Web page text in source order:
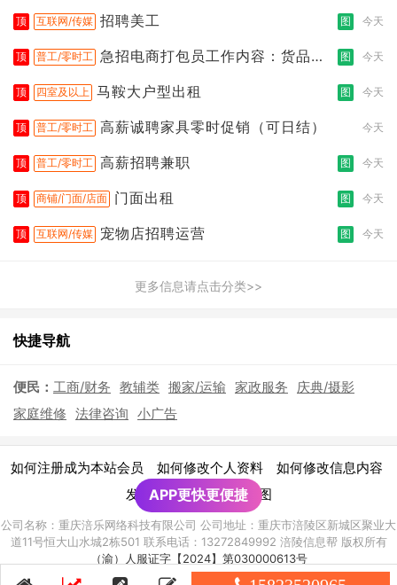
顶 互联网/传媒 招聘美工 图 今天
顶 普工/零时工 急招电商打包员工作内容：货品分
图 今天
顶 四室及以上 马鞍大户型出租 图 今天
顶 普工/零时工 高薪诚聘家具零时促销（可日结） 今天
顶 普工/零时工 高薪招聘兼职 图 今天
顶 商铺/门面/店面 门面出租 图 今天
顶 互联网/传媒 宠物店招聘运营 图 今天
更多信息请点击分类>>
快捷导航
便民： 工商/财务 教辅类 搬家/运输 家政服务
庆典/摄影
家庭维修 法律咨询 小广告
如何注册成为本站会员 如何修改个人资料 如何修改信息内容
发布广告须知 | 网站地图
公司名称：重庆涪乐网络科技有限公司 公司地址：重庆市涪陵区新城区聚业大
道11号恒大山水城2栋501 联系电话：13272849992 涪陵信息帮 版权所有
（渝）人服证字【2024】第030000613号
渝ICP备2021010928号-8
APP更快更便捷